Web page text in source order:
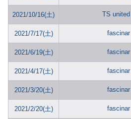
2021/10/16(土) TS united
2021/7/17(土) fascinar
2021/6/19(土) fascinar
2021/4/17(土) fascinar
2021/3/20(土) fascinar
2021/2/20(土) fascinar